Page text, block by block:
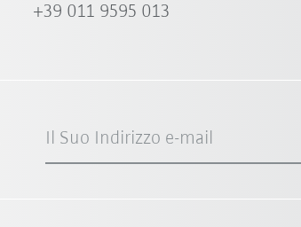
+39 011 9595 013
Il Suo Indirizzo e-mail